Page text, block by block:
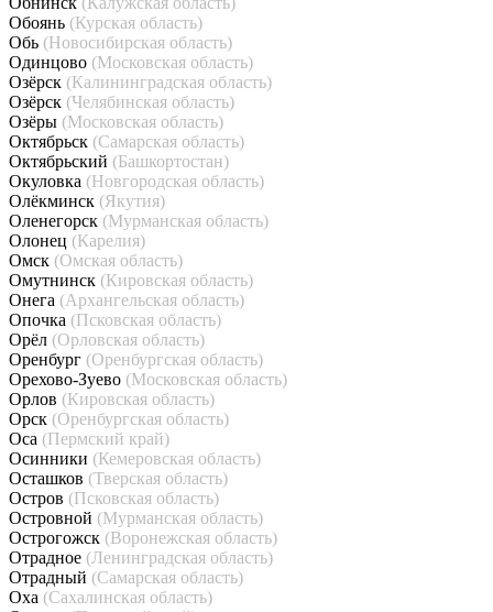
Обоянь (Курская область)
Обь (Новосибирская область)
Одинцово (Московская область)
Озёрск (Калининградская область)
Озёрск (Челябинская область)
Озёры (Московская область)
Октябрьск (Самарская область)
Октябрьский (Башкортостан)
Окуловка (Новгородская область)
Олёкминск (Якутия)
Оленегорск (Мурманская область)
Олонец (Карелия)
Омск (Омская область)
Омутнинск (Кировская область)
Онега (Архангельская область)
Опочка (Псковская область)
Орёл (Орловская область)
Оренбург (Оренбургская область)
Орехово-Зуево (Московская область)
Орлов (Кировская область)
Орск (Оренбургская область)
Оса (Пермский край)
Осинники (Кемеровская область)
Осташков (Тверская область)
Остров (Псковская область)
Островной (Мурманская область)
Острогожск (Воронежская область)
Отрадное (Ленинградская область)
Отрадный (Самарская область)
Оха (Сахалинская область)